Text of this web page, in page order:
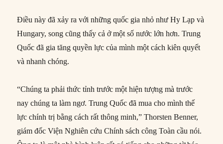
Điều này đã xảy ra với những quốc gia nhỏ như Hy Lạp và
Hungary, song cũng thấy cả ở một số nước lớn hơn. Trung
Quốc đã gia tăng quyền lực của mình một cách kiên quyết
và nhanh chóng.
“Chúng ta phải thức tỉnh trước một hiện tượng mà trước
nay chúng ta làm ngơ. Trung Quốc đã mua cho mình thế
lực chính trị bằng cách rất thông minh,” Thorsten Benner,
giám đốc Viện Nghiên cứu Chính sách công Toàn cầu nói.